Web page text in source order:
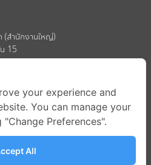
(สำนักงานใหญ่)
15
ปทุมวัน กรุงเทพมหานคร 10330
your experience and
You can manage your
Preferences".
All